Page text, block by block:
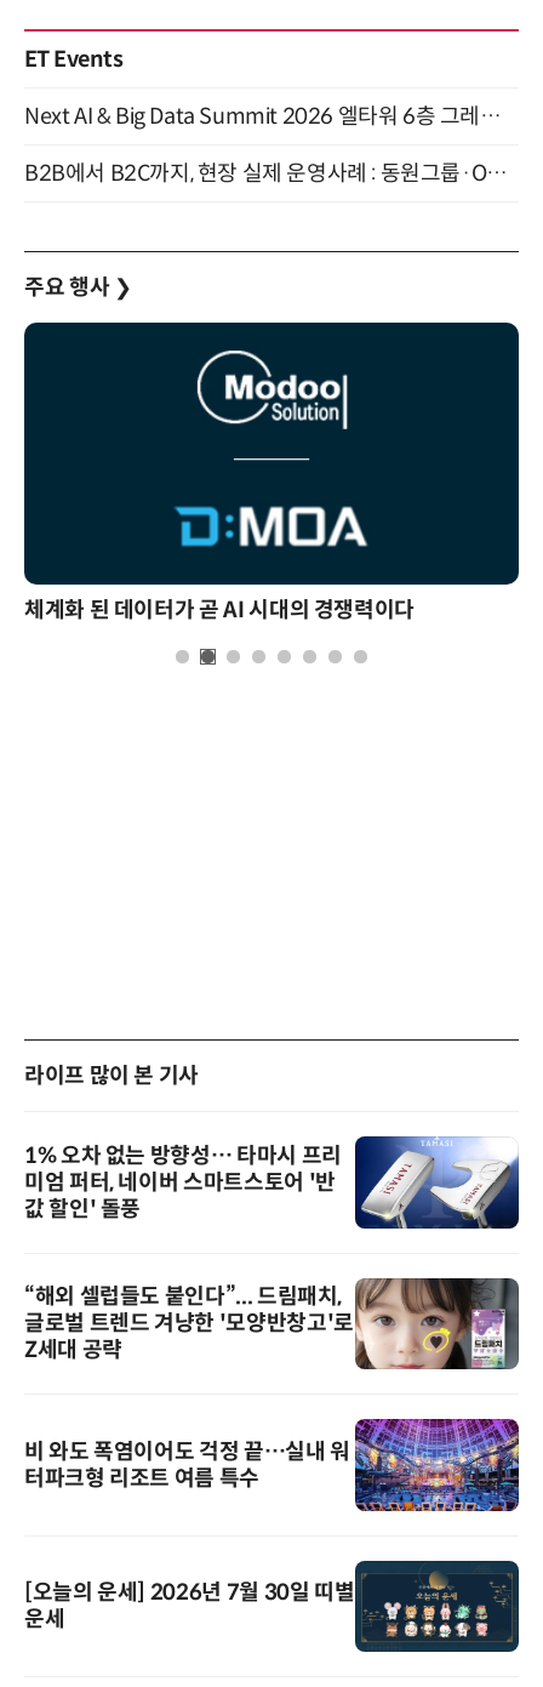
ET Events
Next AI & Big Data Summit 2026 엘타워 6층 그레이스홀 개최 (9/18)
B2B에서 B2C까지, 현장 실제 운영사례 : 동원그룹·OCI·다이닝브랜즈그룹·당근 (8/27)
주요 행사 ❯
체계화 된 데이터가 곧 AI 시대의 경쟁력이다
라이프 많이 본 기사
1% 오차 없는 방향성… 타마시 프리
미엄 퍼터, 네이버 스마트스토어 '반
값 할인' 돌풍
“해외 셀럽들도 붙인다”... 드림패치,
글로벌 트렌드 겨냥한 '모양반창고'로
Z세대 공략
비 와도 폭염이어도 걱정 끝…실내 워
터파크형 리조트 여름 특수
[오늘의 운세] 2026년 7월 30일 띠별
운세